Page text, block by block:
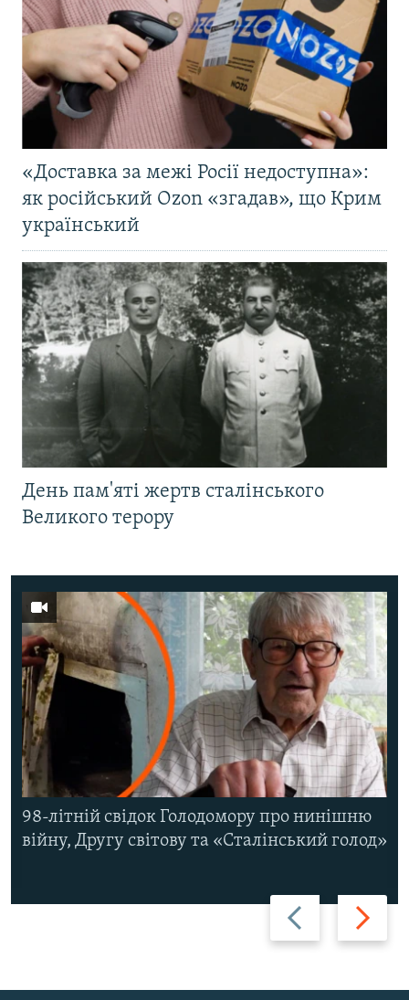
«Доставка за межі Росії недоступна»:
як російський Ozon «згадав», що Крим
український
День пам'яті жертв сталінського
Великого терору
Назад Вперед
98-літній свідок Голодомору про нинішню
війну, Другу світову та «Сталінський голод»